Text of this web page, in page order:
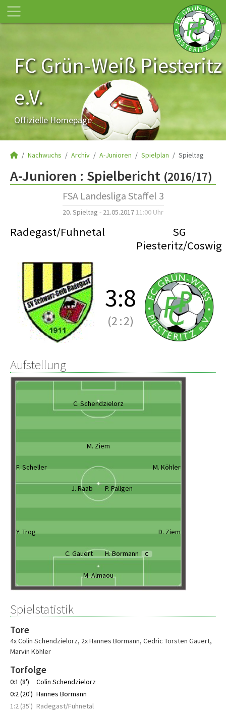
FC Grün-Weiß Piesteritz
e.V.
Offizielle Homepage
Nachwuchs Archiv A-Junioren Spielplan Spieltag
A-Junioren : Spielbericht (2016/17)
FSA Landesliga Staffel 3
20. Spieltag - 21.05.2017 11:00 Uhr
Radegast/Fuhnetal
SG
Piesteritz/Coswig
3:8
(2:2)
Aufstellung
C. Schendzielorz
M. Ziem
F. Scheller M. Köhler
J. Raab P. Pallgen
Y. Trog D. Ziem
C. Gauert H. Bormann C
M. Almaou
Spielstatistik
Tore
4x Colin Schendzielorz, 2x Hannes Bormann, Cedric Torsten Gauert,
Marvin Köhler
Torfolge
0:1 (8')
Colin Schendzielorz
0:2 (20') Hannes Bormann
1:2 (35') Radegast/Fuhnetal